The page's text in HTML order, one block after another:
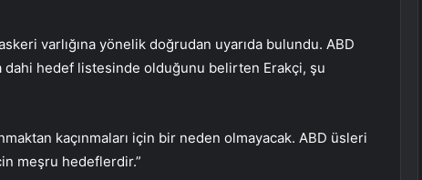
varlığına yönelik doğrudan uyarıda bulundu. ABD
dahi hedef listesinde olduğunu belirten Erakçi, şu
kaçınmaları için bir neden olmayacak. ABD üsleri
meşru hedeflerdir.”